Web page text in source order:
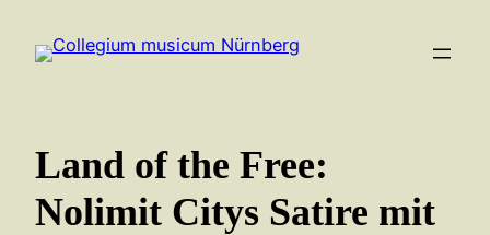
Inhalt
Land of the Free:
Nolimit Citys Satire mit